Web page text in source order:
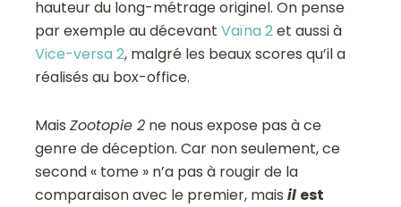
hauteur du long-métrage originel. On pense
par exemple au décevantVaïna 2et aussi à
Vice-versa 2, malgré les beaux scores qu’il a
réalisés au box-office.
MaisZootopie 2 ne nous expose pas à ce
genre de déception. Car non seulement, ce
second « tome » n’a pas à rougir de la
comparaison avec le premier, maisil est